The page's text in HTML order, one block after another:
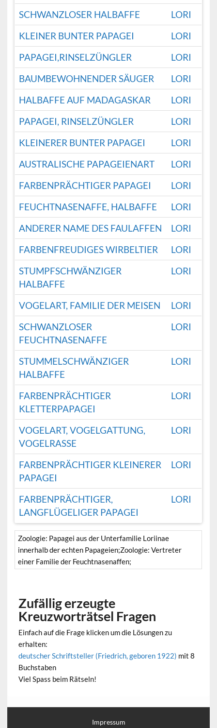
SCHWANZLOSER HALBAFFE
LORI
KLEINER BUNTER PAPAGEI
LORI
PAPAGEI,RINSELZÜNGLER
LORI
BAUMBEWOHNENDER SÄUGER
LORI
HALBAFFE AUF MADAGASKAR
LORI
PAPAGEI, RINSELZÜNGLER
LORI
KLEINERER BUNTER PAPAGEI
LORI
AUSTRALISCHE PAPAGEIENART
LORI
FARBENPRÄCHTIGER PAPAGEI
LORI
FEUCHTNASENAFFE, HALBAFFE
LORI
ANDERER NAME DES FAULAFFEN
LORI
FARBENFREUDIGES WIRBELTIER
LORI
STUMPFSCHWÄNZIGER
HALBAFFE
LORI
VOGELART, FAMILIE DER MEISEN
LORI
SCHWANZLOSER
FEUCHTNASENAFFE
LORI
STUMMELSCHWÄNZIGER
HALBAFFE
LORI
FARBENPRÄCHTIGER
KLETTERPAPAGEI
LORI
VOGELART, VOGELGATTUNG,
VOGELRASSE
LORI
FARBENPRÄCHTIGER KLEINERER
PAPAGEI
LORI
FARBENPRÄCHTIGER,
LANGFLÜGELIGER PAPAGEI
LORI
Zoologie: Papagei aus der Unterfamilie Loriinae
innerhalb der echten Papageien;Zoologie: Vertreter
einer Familie der Feuchtnasenaffen;
Zufällig erzeugte
Kreuzworträtsel Fragen
Einfach auf die Frage klicken um die Lösungen zu
erhalten:
deutscher Schriftsteller (Friedrich, geboren 1922) mit 8
Buchstaben
Viel Spass beim Rätseln!
Impressum